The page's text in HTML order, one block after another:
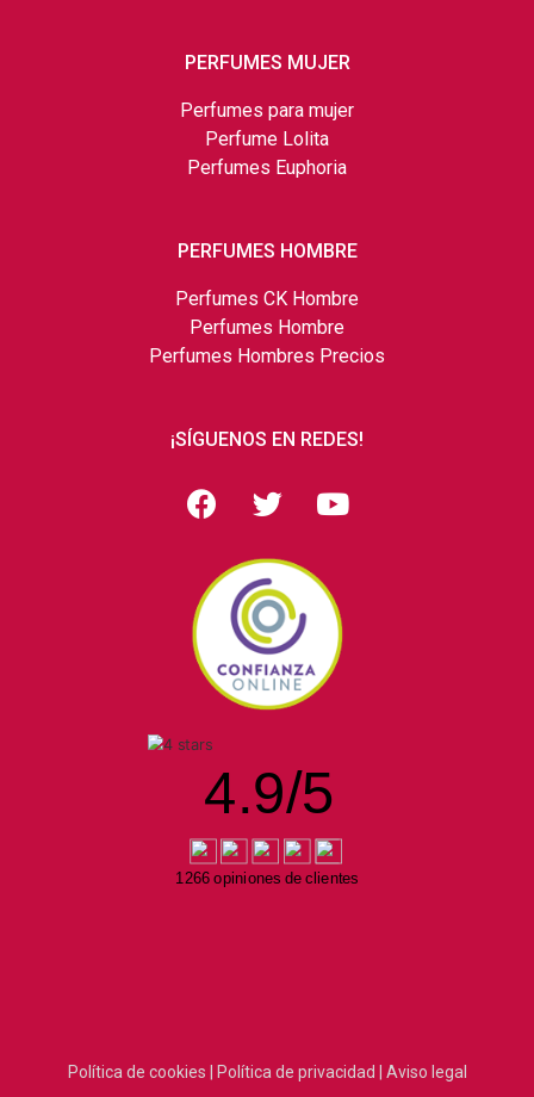
PERFUMES MUJER
Perfumes para mujer
Perfume Lolita
Perfumes Euphoria
PERFUMES HOMBRE
Perfumes CK Hombre
Perfumes Hombre
Perfumes Hombres Precios
¡SÍGUENOS EN REDES!
4.9/5
1266 opiniones de clientes
Política de cookies | Política de privacidad | Aviso legal